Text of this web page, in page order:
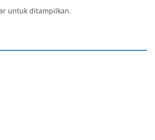
untuk ditampilkan.